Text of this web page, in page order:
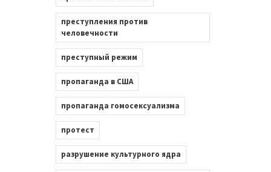
преступления против
человечности
преступный режим
пропаганда в США
пропаганда гомосексуализма
протест
разрушение культурного ядра